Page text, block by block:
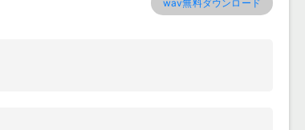
wav無料ダウンロード